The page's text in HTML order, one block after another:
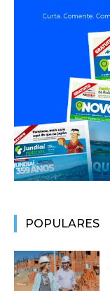
POPULARES